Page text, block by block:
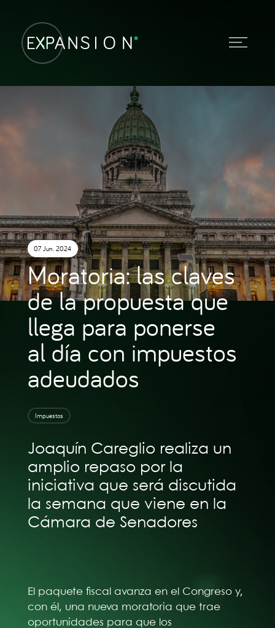
07 Jun. 2024
Moratoria: las claves
de la propuesta que
llega para ponerse
al día con impuestos
adeudados
Impuestos
Joaquín Careglio realiza un
amplio repaso por la
iniciativa que será discutida
la semana que viene en la
Cámara de Senadores
El paquete fiscal avanza en el Congreso y,
con él, una nueva moratoria que trae
oportunidades para que los